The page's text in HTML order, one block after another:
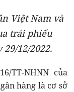
Việt Nam và
trái phiếu
12/2022.
TT-NHNN của
hàng là cơ sở